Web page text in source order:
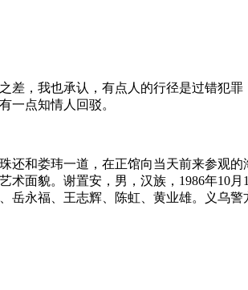
差，我也承认，有点人的行径是过错犯
一点知情人回驳。
还和娄玮一道，在正馆向当天前来参观
面貌。谢置安，男，汉族，1986年10
岳永福、王志辉、陈虹、黄业雄。义乌警